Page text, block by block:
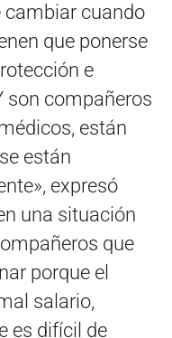
cambiar cuando
que ponerse
e
son compañeros
están
están
expresó
una situación
que
porque el
salario,
es difícil de